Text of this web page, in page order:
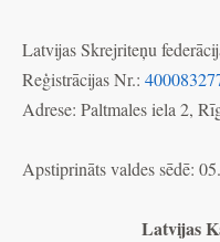
Latvijas Skrejriteņu
Reģistrācijas Nr.:
Adrese: Paltmales iela 2,
Apstiprināts valdes sēdē:
Latvijas